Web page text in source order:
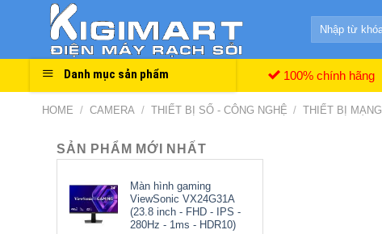
Search
Danh mục sản phẩm 100% chính hãng
HOME / CAMERA / THIẾT BỊ SỐ - CÔNG NGHỆ / THIẾT BỊ MẠNG
SẢN PHẨM MỚI NHẤT
Màn hình gaming
ViewSonic VX24G31A
(23.8 inch - FHD - IPS -
280Hz - 1ms - HDR10)